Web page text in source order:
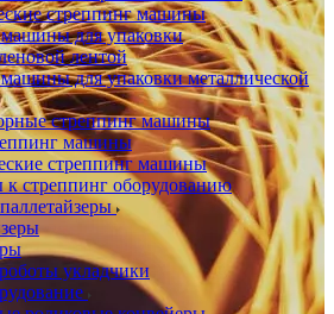
стреппинг машины
для упаковки
лентой
для упаковки металлической
стреппинг машины
машины
стреппинг машины
к стреппинг оборудованию
укладчики